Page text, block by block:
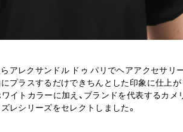
アレクサンドル ドゥ パリでヘアアクセサリ
プラスするだけできちんとした印象に仕上が
イトカラーに加え、ブランドを代表するカメ
レシリーズをセレクトしました。